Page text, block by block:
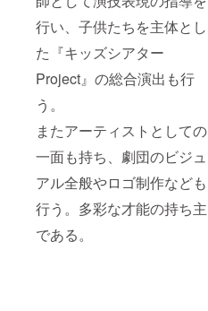
行い、子供たちを主体とし
た『キッズシアター
Project』の総合演出も行
う。
またアーティストとしての
一面も持ち、劇団のビジュ
アル全般やロゴ制作なども
行う。多彩な才能の持ち主
である。